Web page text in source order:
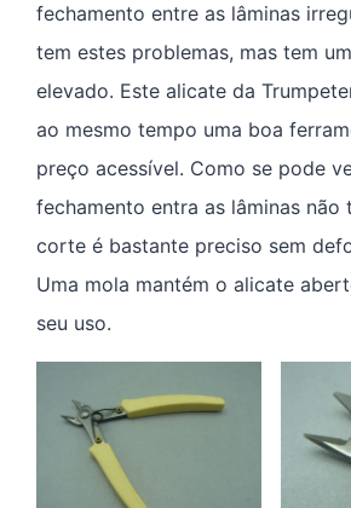
fechamento entre as lâminas
tem estes problemas, mas tem
elevado. Este alicate da
ao mesmo tempo uma boa
preço acessível. Como se pode
fechamento entra as lâminas não
corte é bastante preciso sem
Uma mola mantém o alicate
seu uso.